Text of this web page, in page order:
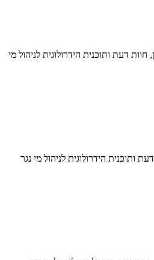
ראשון לציון, חוות דעת ותוכנית הידרולוגית לניהול מי